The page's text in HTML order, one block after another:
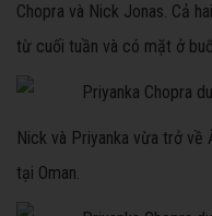
Chopra và Nick Jonas. Cả
từ cuối tuần và có mặt ở
Nick và Priyanka vừa trở về
tại Oman.